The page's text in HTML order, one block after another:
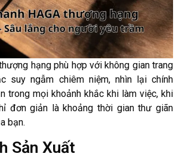
hạng phù hợp với không gian trang
suy ngẫm chiêm niệm, nhìn lại chính
trong mọi khoảnh khắc khi làm việc, khi
đơn giản là khoảng thời gian thư giãn
bạn.
Sản Xuất